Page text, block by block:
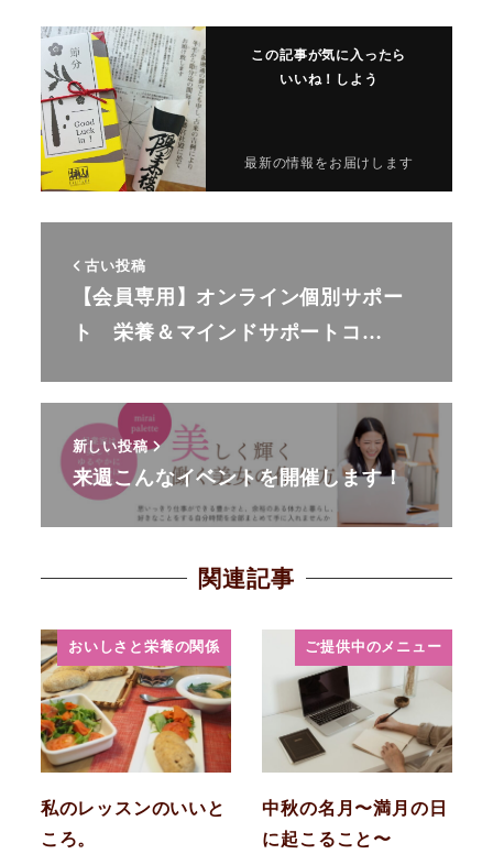
この記事が気に入ったら
いいね！しよう
最新の情報をお届けします
古い投稿
【会員専用】オンライン個別サポー
ト 栄養＆マインドサポートコ…
新しい投稿
来週こんなイベントを開催します！
関連記事
おいしさと栄養の関係
私のレッスンのいいと
ころ。
ご提供中のメニュー
中秋の名月〜満月の日
に起こること〜